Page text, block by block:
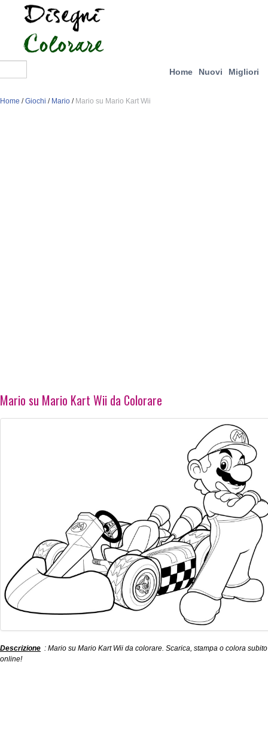
Home Nuovi Migliori
Home /Giochi / Mario / Mario su Mario Kart Wii
Mario su Mario Kart Wii da Colorare
Descrizione : Mario su Mario Kart Wii da colorare. Scarica, stampa o colora subito
online!